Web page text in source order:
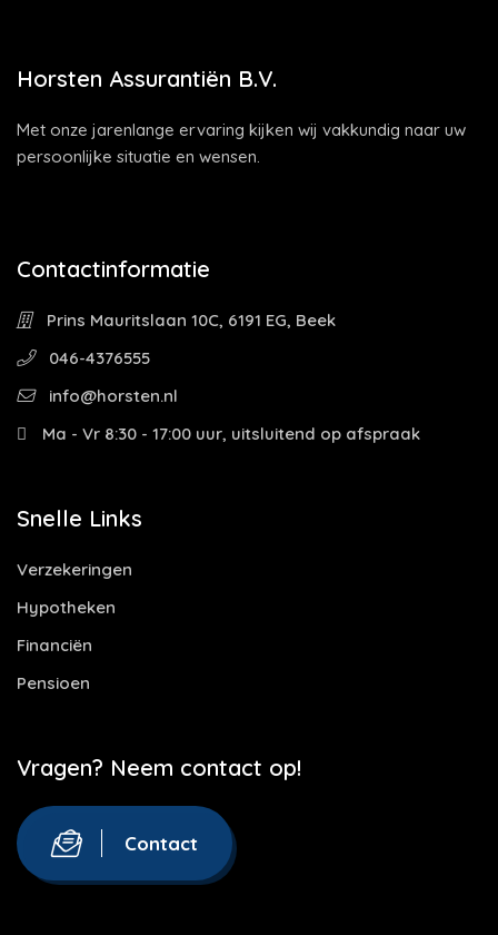
Horsten Assurantiën B.V.
Met onze jarenlange ervaring kijken wij vakkundig naar uw
persoonlijke situatie en wensen.
Contactinformatie
Prins Mauritslaan 10C, 6191 EG, Beek
046-4376555
info@horsten.nl
Ma - Vr 8:30 - 17:00 uur, uitsluitend op afspraak
Snelle Links
Verzekeringen
Hypotheken
Financiën
Pensioen
Vragen? Neem contact op!
Contact